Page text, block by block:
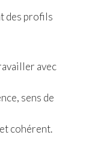
des profils
avec
sens de
cohérent.